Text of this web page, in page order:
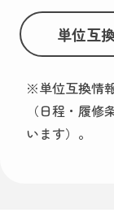
単位互
※単位互換情
（日程・履
います）。